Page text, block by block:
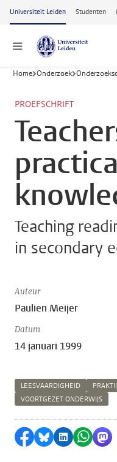
Ga naar hoofdinhoud
Universiteit Leiden Studenten
Menu
Home Onderzoek
PROEFSCHRIFT
Teaching
in secondary
Auteur
Paulien Meijer
Datum
14 januari 1999
LEESVAARDIGHEID
VOORTGEZET ONDERWIJS
Delen op Facebook
Delen viaDelen op
Delen